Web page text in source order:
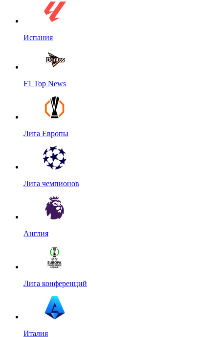
Испания
F1 Top News
Лига Европы
Лига чемпионов
Англия
Лига конференций
Италия